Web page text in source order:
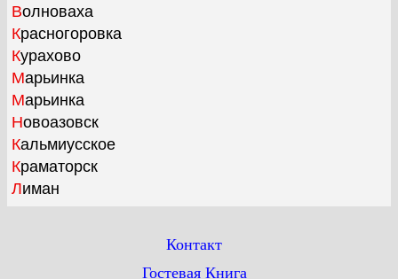
Волноваха
Красногоровка
Курахово
Марьинка
Марьинка
Новоазовск
Кальмиусское
Краматорск
Лиман
Контакт
Гостевая Книга